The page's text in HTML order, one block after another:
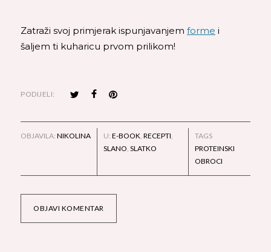
Zatraži svoj primjerak ispunjavanjem forme i
šaljem ti kuharicu prvom prilikom!
PODIJELI:
OBJAVI KOMENTAR
OBJAVILA: NIKOLINA U: E-BOOK RECEPTI
SLANO SLATKO
TAGS
PROTEINSKI
OBROCI